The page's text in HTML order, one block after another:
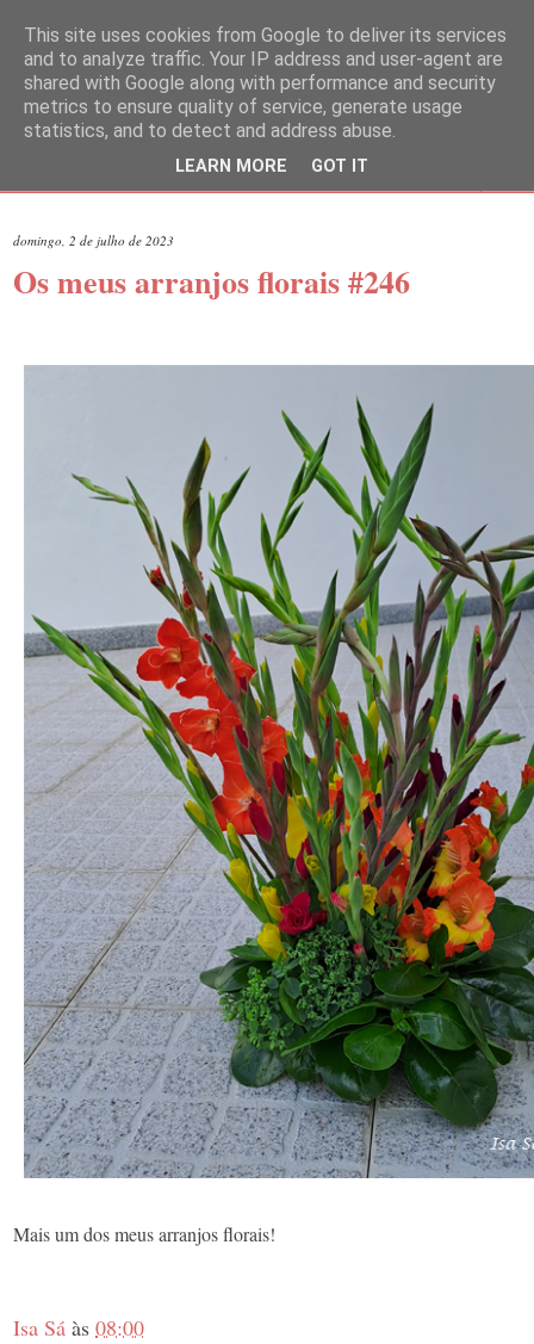
domingo, 2 de julho de 2023
Os meus arranjos florais #246
Mais um dos meus arranjos florais!
Isa Sá às 08:00
This site uses cookies from Google to deliver its services
and to analyze traffic. Your IP address and user-agent are
shared with Google along with performance and security
metrics to ensure quality of service, generate usage
statistics, and to detect and address abuse.
LEARN MORE GOT IT